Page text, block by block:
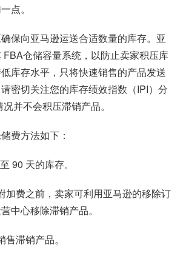
点。
保向亚马逊运送合适数量的库存。亚
仓储容量系统，以防止卖家积压库
库存水平，只将快速销售的产品发送
密切关注您的库存绩效指数（IPI）分
并不会积压滞销产品。
费方法如下：
90 天的库存。
加费之前，卖家可利用亚马逊的移除订
中心移除滞销产品。
售滞销产品。